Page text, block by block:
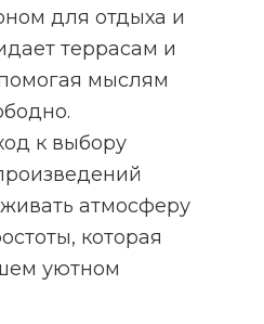
для отдыха и
террасам и
мыслям
к выбору
атмосферу
которая
уютном